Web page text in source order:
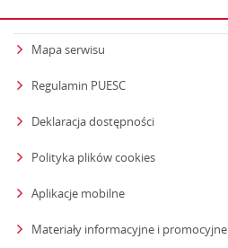
Mapa serwisu
Regulamin PUESC
Deklaracja dostępności
Polityka plików cookies
Aplikacje mobilne
Materiały informacyjne i promocyjne